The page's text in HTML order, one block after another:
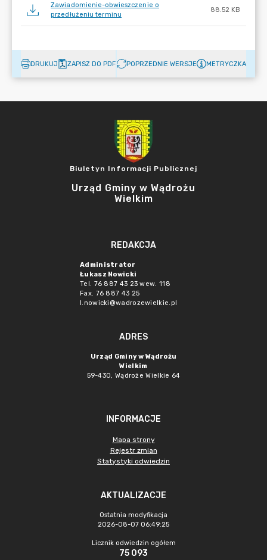
Zawiadomienie-obwieszczenie o
przedłużeniu terminu
88.52 KB
DRUKUJ ZAPISZ DO PDF POPRZEDNIE WERSJE METRYCZKA
Biuletyn Informacji Publicznej
Urząd Gminy w Wądrożu
Wielkim
REDAKCJA
Administrator
Łukasz Nowicki
Tel. 76 887 43 23 wew. 118
Fax. 76 887 43 25
l.nowicki@wadrozewielkie.pl
ADRES
Urząd Gminy w Wądrożu
Wielkim
59-430, Wądroże Wielkie 64
INFORMACJE
Mapa strony
Rejestr zmian
Statystyki odwiedzin
AKTUALIZACJE
Ostatnia modyfikacja
2026-08-07 06:49:25
Licznik odwiedzin ogółem
75 093